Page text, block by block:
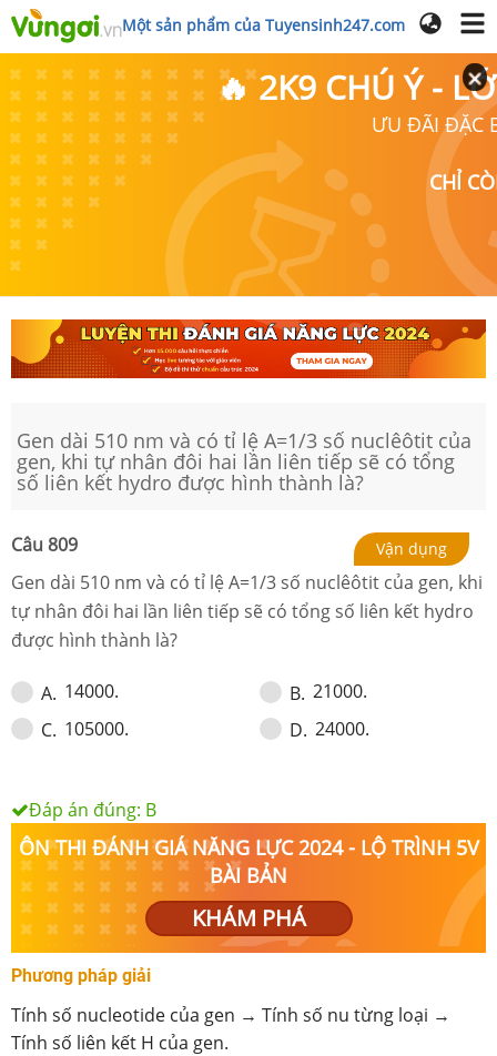
Một sản phẩm của Tuyensinh247.com
🔥 2K9 CHÚ Ý -
ƯU ĐÃI ĐẶC
CHỈ
Gen dài 510 nm và có tỉ lệ A=1/3 số nuclêôtit của
gen, khi tự nhân đôi hai lần liên tiếp sẽ có tổng
số liên kết hydro được hình thành là?
Câu 809 Vận dụng
Gen dài 510 nm và có tỉ lệ A=1/3 số nuclêôtit của gen, khi
tự nhân đôi hai lần liên tiếp sẽ có tổng số liên kết hydro
được hình thành là?
A. 14000. B. 21000.
C. 105000. D. 24000.
Đáp án đúng: B
ÔN THI ĐÁNH GIÁ NĂNG LỰC 2024 - LỘ TRÌNH 5V
BÀI BẢN
KHÁM PHÁ
Phương pháp giải
Tính số nucleotide của gen → Tính số nu từng loại →
Tính số liên kết H của gen.